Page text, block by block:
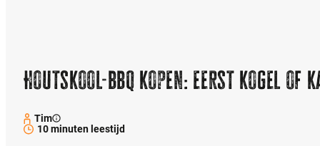
Houtskool-bbq kopen: eerst kogel of
Tim
10 minuten leestijd